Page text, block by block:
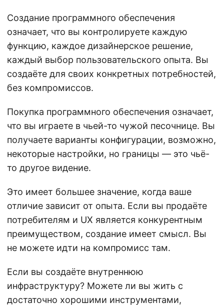
Создание программного обеспечения
означает, что вы контролируете каждую
функцию, каждое дизайнерское решение,
каждый выбор пользовательского опыта. Вы
создаёте для своих конкретных потребностей,
без компромиссов.
Покупка программного обеспечения означает,
что вы играете в чьей-то чужой песочнице. Вы
получаете варианты конфигурации, возможно,
некоторые настройки, но границы — это чьё-
то другое видение.
Это имеет большее значение, когда ваше
отличие зависит от опыта. Если вы продаёте
потребителям и UX является конкурентным
преимуществом, создание имеет смысл. Вы
не можете идти на компромисс там.
Если вы создаёте внутреннюю
инфраструктуру? Можете ли вы жить с
достаточно хорошими инструментами,